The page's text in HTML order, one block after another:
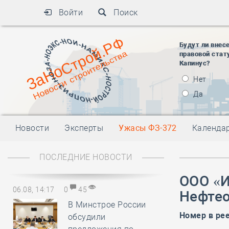
Войти Поиск
Будут ли
правовой
Капинус?
Нет
Да
Новости Эксперты Ужасы ФЗ-372
ПОСЛЕДНИЕ НОВОСТИ
06.08, 14:17 0 45
В Минстрое России
обсудили
ООО
Номер в